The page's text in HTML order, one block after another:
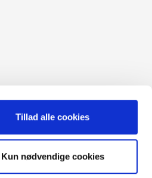
Tillad alle cookies
Kun nødvendige cookies